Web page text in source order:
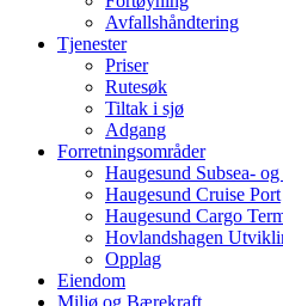
Avfallshåndtering
Tjenester
Priser
Rutesøk
Tiltak i sjø
Adgang
Forretningsområder
Haugesund Subsea-
Haugesund Cruise Port
Haugesund Cargo
Hovlandshagen
Opplag
Eiendom
Miljø og Bærekraft